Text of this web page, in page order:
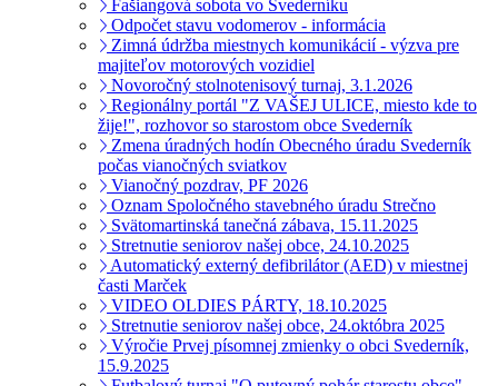
Fašiangová sobota vo Svederníku
Odpočet stavu vodomerov - informácia
Zimná údržba miestnych komunikácií - výzva pre
majiteľov motorových vozidiel
Novoročný stolnotenisový turnaj, 3.1.2026
Regionálny portál "Z VAŠEJ ULICE, miesto kde to
žije!", rozhovor so starostom obce Svederník
Zmena úradných hodín Obecného úradu Svederník
počas vianočných sviatkov
Vianočný pozdrav, PF 2026
Oznam Spoločného stavebného úradu Strečno
Svätomartinská tanečná zábava, 15.11.2025
Stretnutie seniorov našej obce, 24.10.2025
Automatický externý defibrilátor (AED) v miestnej
časti Marček
VIDEO OLDIES PÁRTY, 18.10.2025
Stretnutie seniorov našej obce, 24.októbra 2025
Výročie Prvej písomnej zmienky o obci Svederník,
15.9.2025